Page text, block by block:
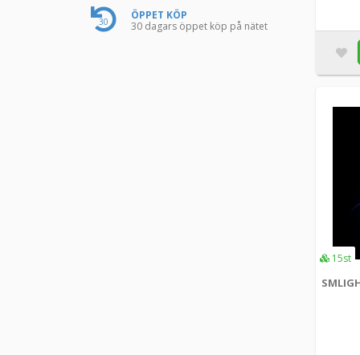
15st
Smartline
30
ÖPPET KÖP
30 dagars öppet köp på nätet